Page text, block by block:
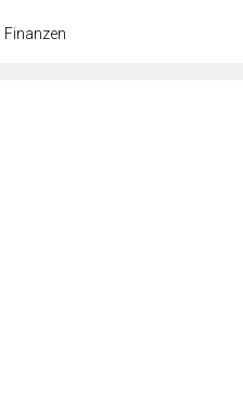
Finanzen